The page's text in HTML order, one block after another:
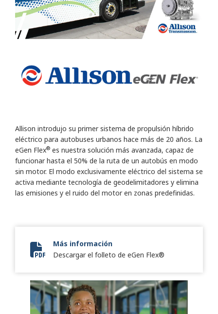
Allison introdujo su primer sistema de propulsión híbrido
eléctrico para autobuses urbanos hace más de 20 años. La
eGen Flex® es nuestra solución más avanzada, capaz de
funcionar hasta el 50% de la ruta de un autobús en modo
sin motor. El modo exclusivamente eléctrico del sistema se
activa mediante tecnología de geodelimitadores y elimina
las emisiones y el ruido del motor en zonas predefinidas.
eGen Flex
Más información
Descargar el folleto de eGen Flex®